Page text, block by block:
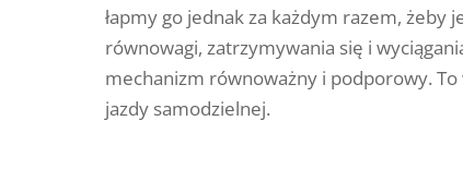
łapmy go jednak za każdym razem, żeby
równowagi, zatrzymywania się i
mechanizm równoważny i podporowy. To
jazdy samodzielnej.